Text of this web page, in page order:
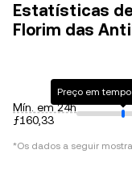
Estatísticas de
Florim das
Mín. em 24h
ƒ160,33
Preço em
*Os dados a seguir